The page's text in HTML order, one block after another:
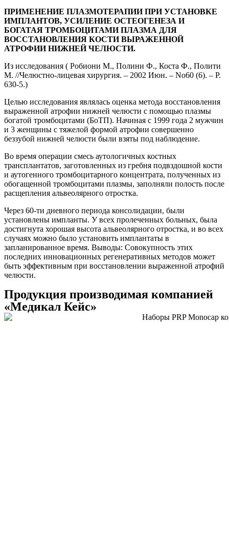
ПРИМЕНЕНИЕ ПЛАЗМОТЕРАПИИ ПРИ УСТАНОВКЕ
ИМПЛАНТОВ, УСИЛЕНИЕ ОСТЕОГЕНЕЗА И
БОГАТАЯ ТРОМБОЦИТАМИ ПЛАЗМА ДЛЯ
ВОССТАНОВЛЕНИЯ КОСТИ ВЫРАЖЕННОЙ
АТРОФИИ НИЖНЕЙ ЧЕЛЮСТИ.
Из исследования ( Робиони М., Полини Ф., Коста Ф., Полити
М. //Челюстно-лицевая хирургия. – 2002 Июн. – No60 (6). – Р.
630-5.)
Целью исследования являлась оценка метода восстановления
выраженной атрофии нижней челюсти с помощью плазмы
богатой тромбоцитами (БоТП). Начиная с 1999 года 2 мужчин
и 3 женщины с тяжелой формой атрофии совершенно
беззубой нижней челюсти были взяты под наблюдение.
Во время операции смесь аутологичных костных
трансплантатов, заготовленных из гребня подвздошной кости
и аутогенного тромбоцитарного концентрата, полученных из
обогащенной тромбоцитами плазмы, заполняли полость после
расщепления альвеолярного отростка.
Через 60-ти дневного периода консолидации, были
установлены импланты. У всех пролеченных больных, была
достигнута хорошая высота альвеолярного отростка, и во всех
случаях можно было установить имплантаты в
запланированное время. Выводы: Совокупность этих
последних инновационных регенеративных методов может
быть эффективным при восстановлении выраженной атрофий
челюсти.
Продукция производимая компанией
«Медикал Кейс»